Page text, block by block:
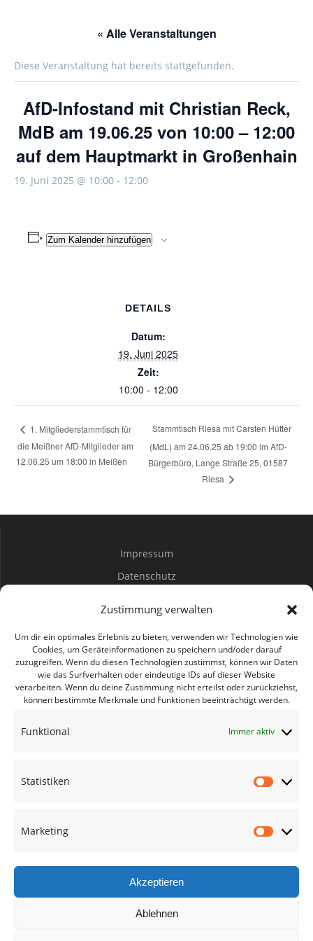
Zustimmung verwalten
Um dir ein optimales Erlebnis zu bieten, verwenden wir Technologien wie
Cookies, um Geräteinformationen zu speichern und/oder darauf
zuzugreifen. Wenn du diesen Technologien zustimmst, können wir Daten
wie das Surfverhalten oder eindeutige IDs auf dieser Website
verarbeiten. Wenn du deine Zustimmung nicht erteilst oder zurückziehst,
können bestimmte Merkmale und Funktionen beeinträchtigt werden.
Funktional Immer aktiv
Statistiken
Marketing
Akzeptieren
Ablehnen
« Alle Veranstaltungen
Diese Veranstaltung hat bereits stattgefunden.
AfD-Infostand mit Christian Reck,
MdB am 19.06.25 von 10:00 – 12:00
auf dem Hauptmarkt in Großenhain
19. Juni 2025 @ 10:00 - 12:00
Zum Kalender hinzufügen
DETAILS
Datum:
19. Juni 2025
Zeit:
10:00 - 12:00
1. Mitgliederstammtisch für
die Meißner AfD-Mitglieder am
12.06.25 um 18:00 in Meißen
Stammtisch Riesa mit Carsten Hütter
(MdL) am 24.06.25 ab 19:00 im AfD-
Bürgerbüro, Lange Straße 25, 01587
Riesa
Impressum
Datenschutz
Mitwirken
Bürgerbüro Coswig
Bürgerbüro Lommatzsch
Mitglied werden